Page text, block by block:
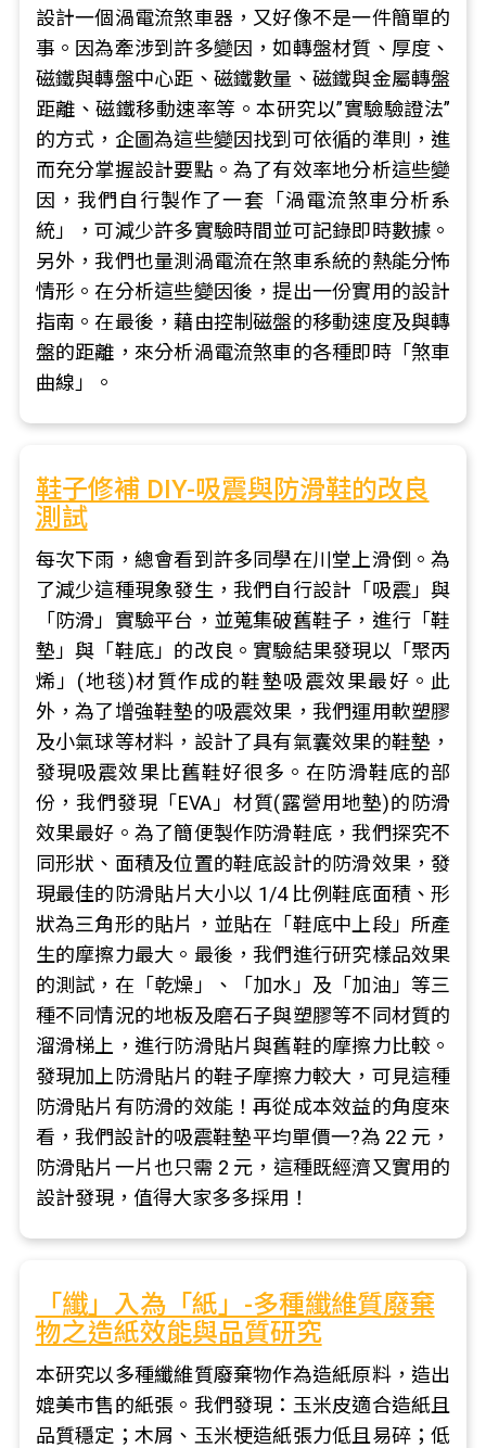
設計一個渦電流煞車器，又好像不是一件簡單的
事。因為牽涉到許多變因，如轉盤材質、厚度、
磁鐵與轉盤中心距、磁鐵數量、磁鐵與金屬轉盤
距離、磁鐵移動速率等。本研究以”實驗驗證法”
的方式，企圖為這些變因找到可依循的準則，進
而充分掌握設計要點。為了有效率地分析這些變
因，我們自行製作了一套「渦電流煞車分析系
統」，可減少許多實驗時間並可記錄即時數據。
另外，我們也量測渦電流在煞車系統的熱能分怖
情形。在分析這些變因後，提出一份實用的設計
指南。在最後，藉由控制磁盤的移動速度及與轉
盤的距離，來分析渦電流煞車的各種即時「煞車
曲線」。
鞋子修補 DIY-吸震與防滑鞋的改良
測試
每次下雨，總會看到許多同學在川堂上滑倒。為
了減少這種現象發生，我們自行設計「吸震」與
「防滑」實驗平台，並蒐集破舊鞋子，進行「鞋
墊」與「鞋底」的改良。實驗結果發現以「聚丙
烯」(地毯)材質作成的鞋墊吸震效果最好。此
外，為了增強鞋墊的吸震效果，我們運用軟塑膠
及小氣球等材料，設計了具有氣囊效果的鞋墊，
發現吸震效果比舊鞋好很多。在防滑鞋底的部
份，我們發現「EVA」材質(露營用地墊)的防滑
效果最好。為了簡便製作防滑鞋底，我們探究不
同形狀、面積及位置的鞋底設計的防滑效果，發
現最佳的防滑貼片大小以 1/4 比例鞋底面積、形
狀為三角形的貼片，並貼在「鞋底中上段」所產
生的摩擦力最大。最後，我們進行研究樣品效果
的測試，在「乾燥」、「加水」及「加油」等三
種不同情況的地板及磨石子與塑膠等不同材質的
溜滑梯上，進行防滑貼片與舊鞋的摩擦力比較。
發現加上防滑貼片的鞋子摩擦力較大，可見這種
防滑貼片有防滑的效能！再從成本效益的角度來
看，我們設計的吸震鞋墊平均單價一?為 22 元，
防滑貼片一片也只需 2 元，這種既經濟又實用的
設計發現，值得大家多多採用！
「纖」入為「紙」-多種纖維質廢棄
物之造紙效能與品質研究
本研究以多種纖維質廢棄物作為造紙原料，造出
媲美市售的紙張。我們發現：玉米皮適合造紙且
品質穩定；木屑、玉米梗造紙張力低且易碎；低